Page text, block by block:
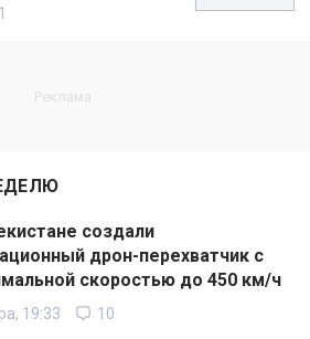
1
создали
дрон-перехватчик с
скоростью до 450 км/ч
19:33 10